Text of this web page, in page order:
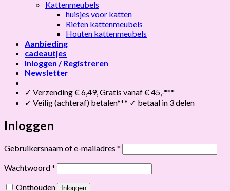
Kattenmeubels
huisjes voor katten
Rieten kattenmeubels
Houten kattenmeubels
Aanbieding
cadeautjes
Inloggen / Registreren
Newsletter
✓ Verzending € 6,49, Gratis vanaf € 45,-***
✓ Veilig (achteraf) betalen*** ✓ betaal in 3 delen
Inloggen
Gebruikersnaam of e-mailadres * Vereist
Wachtwoord* Vereist
Onthouden Inloggen